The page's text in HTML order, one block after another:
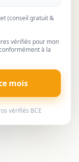
(conseil gratuit &
vérifiés pour mon
à la
mois
vérifiés BCE